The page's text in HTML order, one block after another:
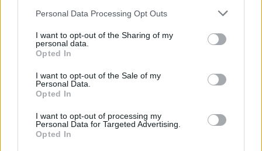
Please note that this website/app uses one or more Google
not limited to your visit or usage behaviour. You may click to
grant or deny consent to Google and its third-party tags to
use your data for below specified purposes in below Google
consent section.
Personal Data Processing Opt Outs
I want to opt-out of the Sharing of my
personal data.
Opted In
I want to opt-out of the Sale of my
Personal Data.
Opted In
I want to opt-out of processing my
Personal Data for Targeted Advertising.
Opted In
ésMárta Istvánis" - mesélte
Szemesy
Balázs, a Színház Színpad szervezője.